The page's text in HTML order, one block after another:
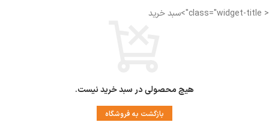
< class="widget-title">سبد خرید
هیچ محصولی در سبد خرید نیست.
بازگشت به فروشگاه